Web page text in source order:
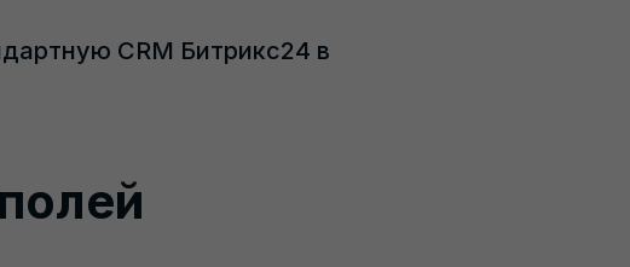
CRM Битрикс24 в